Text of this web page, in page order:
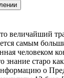
величайший
самым
знание старо
о